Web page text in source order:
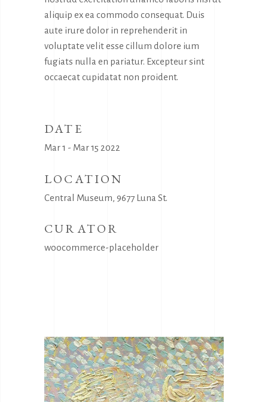
aliquip ex ea commodo consequat. Duis
aute irure dolor in reprehenderit in
voluptate velit esse cillum dolore ium
fugiats nulla en pariatur. Excepteur sint
occaecat cupidatat non proident.
DATE
Mar 1 - Mar 15 2022
LOCATION
Central Museum, 9677 Luna St.
CURATOR
woocommerce-placeholder